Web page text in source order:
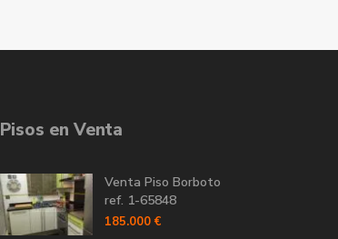
Pisos en Venta
Venta Piso Borboto
ref. 1-65848
185.000 €